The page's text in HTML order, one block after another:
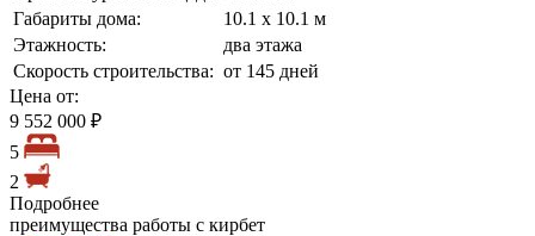
Габариты дома:
10.1 х 10.1 м
Этажность:
два этажа
Скорость строительства: от 145 дней
Цена от:
9 552 000 ₽
5
2
Подробнее
преимущества работы с кирбет